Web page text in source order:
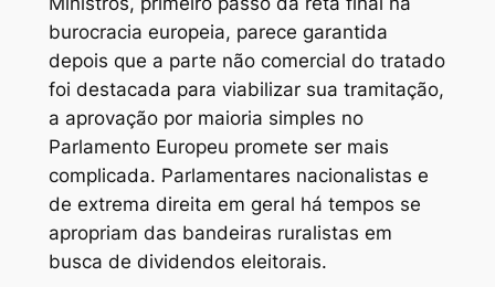
burocracia europeia, parece garantida
depois que a parte não comercial do tratado
foi destacada para viabilizar sua tramitação,
a aprovação por maioria simples no
Parlamento Europeu promete ser mais
complicada. Parlamentares nacionalistas e
de extrema direita em geral há tempos se
apropriam das bandeiras ruralistas em
busca de dividendos eleitorais.